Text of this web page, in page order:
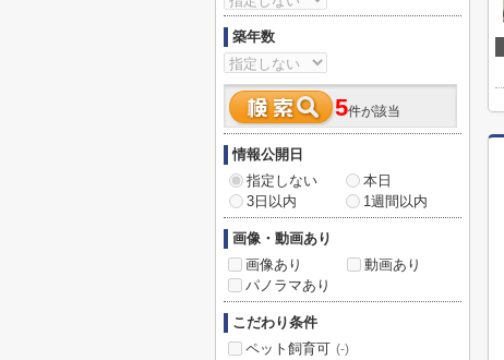
築年数
5件が該当
情報公開日
指定しない
本日
3日以内
1週間以内
画像・動画あり
画像あり
動画あり
パノラマあり
こだわり条件
ペット飼育可 (-)